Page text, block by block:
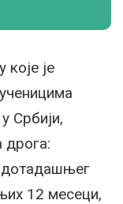
је
Србији,
дрога:
дотадашњег
12 месеци,